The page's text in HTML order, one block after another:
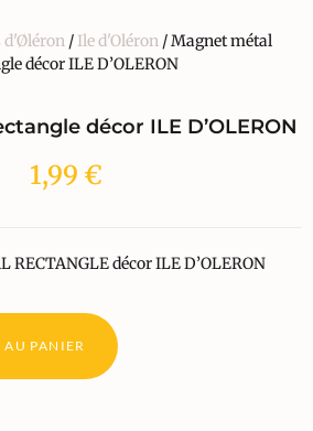
d'Øléron/ Ile d'Oléron/ Magnet métal
décor ILE D’OLERON
décor ILE D’OLERON
1,99 €
RECTANGLE décor ILE D’OLERON
PANIER